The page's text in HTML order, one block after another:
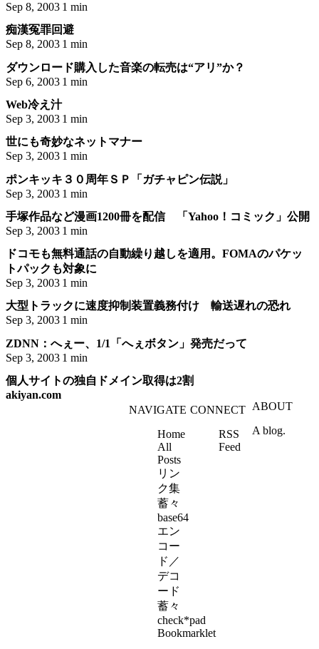
Sep 8, 2003 1 min
痴漢冤罪回避
Sep 8, 2003 1 min
ダウンロード購入した音楽の転売は“アリ”か？
Sep 6, 2003 1 min
Web冷え汁
Sep 3, 2003 1 min
世にも奇妙なネットマナー
Sep 3, 2003 1 min
ポンキッキ３０周年ＳＰ「ガチャピン伝説」
Sep 3, 2003 1 min
手塚作品など漫画1200冊を配信 「Yahoo！コミック」公開
Sep 3, 2003 1 min
ドコモも無料通話の自動繰り越しを適用。FOMAのパケッ
トパックも対象に
Sep 3, 2003 1 min
大型トラックに速度抑制装置義務付け 輸送遅れの恐れ
Sep 3, 2003 1 min
ZDNN：へぇー、1/1「へぇボタン」発売だって
Sep 3, 2003 1 min
個人サイトの独自ドメイン取得は2割
akiyan.com
NAVIGATE
Home
All
Posts
リン
ク集
蓄々
base64
エン
コー
ド／
デコ
ード
蓄々
check*pad
Bookmarklet
CONNECT
RSS
Feed
ABOUT
A blog.